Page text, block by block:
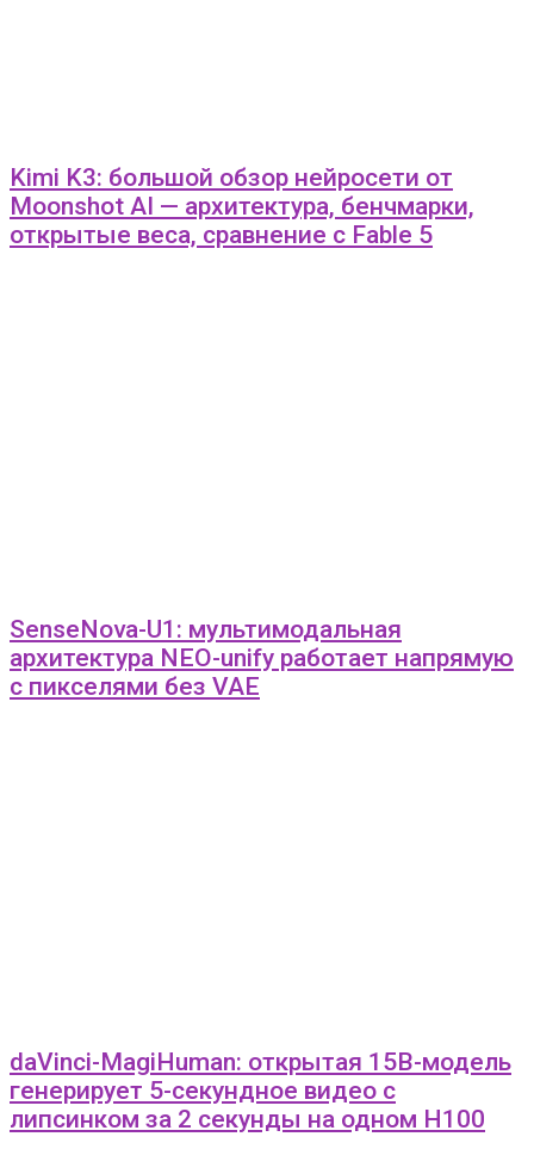
Kimi K3: большой обзор нейросети от
Moonshot AI — архитектура, бенчмарки,
открытые веса, сравнение с Fable 5
SenseNova-U1: мультимодальная
архитектура NEO-unify работает напрямую
с пикселями без VAE
daVinci-MagiHuman: открытая 15B-модель
генерирует 5-секундное видео с
липсинком за 2 секунды на одном H100